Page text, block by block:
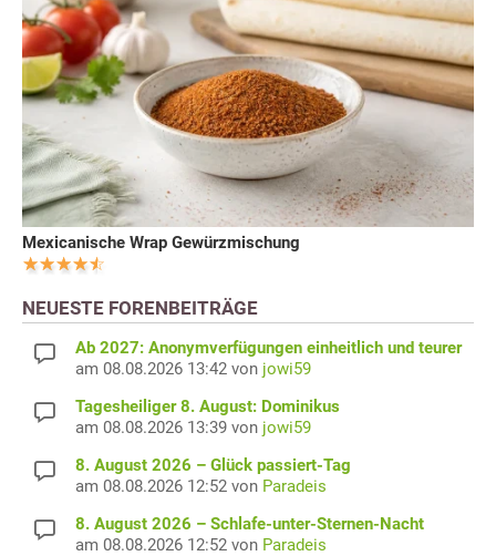
Mexicanische Wrap Gewürzmischung
NEUESTE FORENBEITRÄGE
Ab 2027: Anonymverfügungen einheitlich und teurer
am 08.08.2026 13:42 von jowi59
Tagesheiliger 8. August: Dominikus
am 08.08.2026 13:39 von jowi59
8. August 2026 – Glück passiert-Tag
am 08.08.2026 12:52 von Paradeis
8. August 2026 – Schlafe-unter-Sternen-Nacht
am 08.08.2026 12:52 von Paradeis